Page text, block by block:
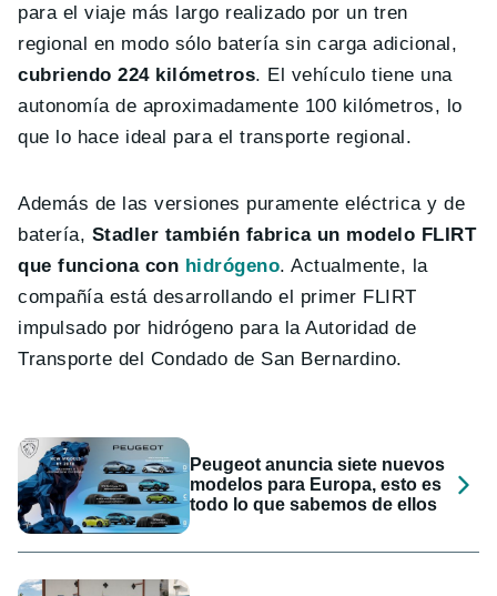
para el viaje más largo realizado por un tren
regional en modo sólo batería sin carga adicional,
cubriendo 224 kilómetros. El vehículo tiene una
autonomía de aproximadamente 100 kilómetros, lo
que lo hace ideal para el transporte regional.
Además de las versiones puramente eléctrica y de
batería, Stadler también fabrica un modelo FLIRT
que funciona con hidrógeno. Actualmente, la
compañía está desarrollando el primer FLIRT
impulsado por hidrógeno para la Autoridad de
Transporte del Condado de San Bernardino.
Peugeot anuncia siete nuevos
modelos para Europa, esto es
todo lo que sabemos de ellos